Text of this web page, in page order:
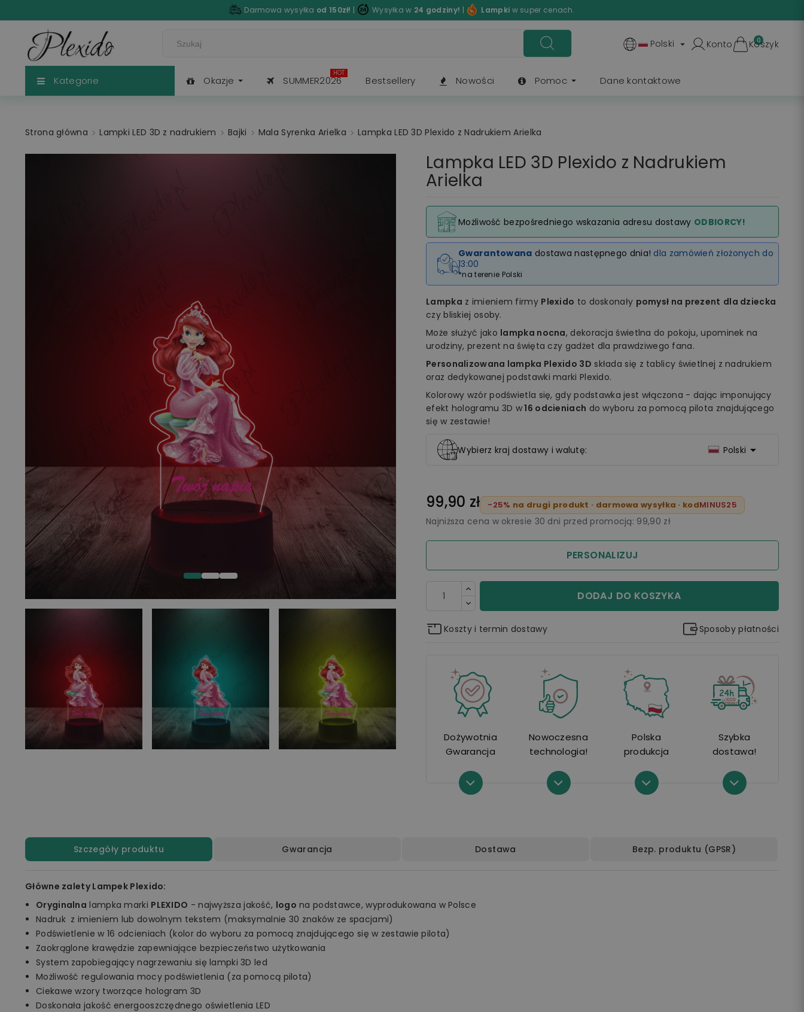
Darmowa wysyłka od 150zł! | Wysyłka w 24 godziny! | Lampki w super cenach.
Polski  Konto 0
Koszyk
Kategorie Okazje SUMMER2026
HOT
Bestsellery Nowości Pomoc Dane kontaktowe
Strona główna Lampki LED 3D z nadrukiem Bajki Mala Syrenka Arielka Lampka LED 3D Plexido z Nadrukiem Arielka
Lampka LED 3D Plexido z Nadrukiem
Arielka
Możliwość bezpośredniego wskazania adresu dostawy ODBIORCY!
Gwarantowana dostawa następnego dnia! dla zamówień złożonych do
13:00
*na terenie Polski
Lampka z imieniem firmy Plexido to doskonały pomysł na prezent dla dziecka
czy bliskiej osoby.
Może służyć jako lampka nocna, dekoracja świetlna do pokoju, upominek na
urodziny, prezent na święta czy gadżet dla prawdziwego fana.
Personalizowana lampka Plexido 3D składa się z tablicy świetlnej z nadrukiem
oraz dedykowanej podstawki marki Plexido.
Kolorowy wzór podświetla się, gdy podstawka jest włączona - dając imponujący
efekt hologramu 3D w16 odcieniach do wyboru za pomocą pilota znajdującego
się w zestawie!
Wybierz kraj dostawy i walutę: Polski 
99,90 zł -25% na drugi produkt · darmowa wysyłka · kodMINUS25
Najniższa cena w okresie 30 dni przed promocją: 99,90 zł
PERSONALIZUJ
DODAJ DO KOSZYKA
Koszty i termin dostawy Sposoby płatności
Dożywotnia
Gwarancja
Nowoczesna
technologia!
Polska
produkcja
Szybka
dostawa!
Szczegóły produktu Gwarancja Dostawa Bezp. produktu (GPSR)
Główne zalety Lampek Plexido:
Oryginalna lampka marki PLEXIDO - najwyższa jakość, logo na podstawce, wyprodukowana w Polsce
Nadruk z imieniem lub dowolnym tekstem (maksymalnie 30 znaków ze spacjami)
Podświetlenie w 16 odcieniach (kolor do wyboru za pomocą znajdującego się w zestawie pilota)
Zaokrąglone krawędzie zapewniające bezpieczeństwo użytkowania
System zapobiegający nagrzewaniu się lampki 3D led
Możliwość regulowania mocy podświetlenia (za pomocą pilota)
Ciekawe wzory tworzące hologram 3D
Doskonała jakość energooszczędnego oświetlenia LED